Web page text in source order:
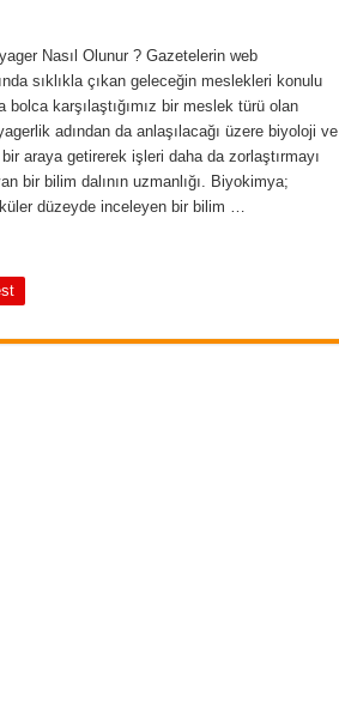
Nasıl Olunur ? Gazetelerin web
sıklıkla çıkan geleceğin meslekleri konulu
bolca karşılaştığımız bir meslek türü olan
adından da anlaşılacağı üzere biyoloji ve
bir araya getirerek işleri daha da zorlaştırmayı
bir bilim dalının uzmanlığı. Biyokimya;
düzeyde inceleyen bir bilim …